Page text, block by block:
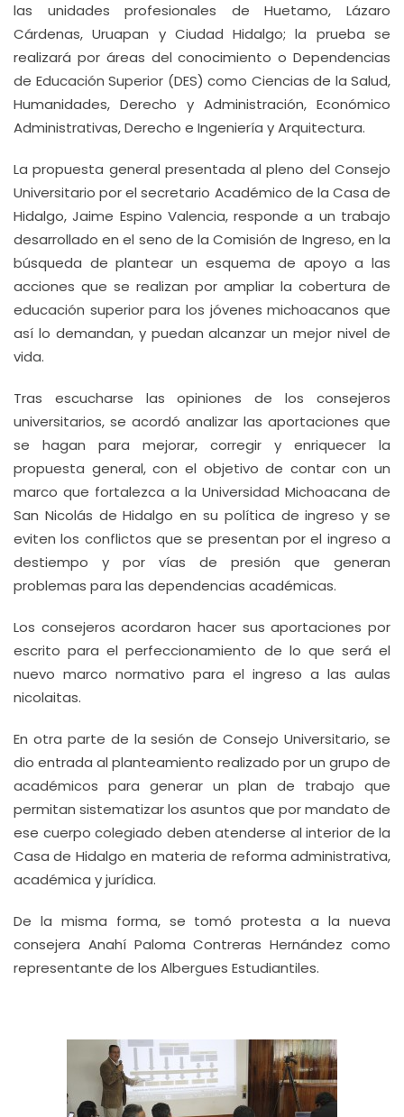
las unidades profesionales de Huetamo, Lázaro
Cárdenas, Uruapan y Ciudad Hidalgo; la prueba se
realizará por áreas del conocimiento o Dependencias
de Educación Superior (DES) como Ciencias de la Salud,
Humanidades, Derecho y Administración, Económico
Administrativas, Derecho e Ingeniería y Arquitectura.
La propuesta general presentada al pleno del Consejo
Universitario por el secretario Académico de la Casa de
Hidalgo, Jaime Espino Valencia, responde a un trabajo
desarrollado en el seno de la Comisión de Ingreso, en la
búsqueda de plantear un esquema de apoyo a las
acciones que se realizan por ampliar la cobertura de
educación superior para los jóvenes michoacanos que
así lo demandan, y puedan alcanzar un mejor nivel de
vida.
Tras escucharse las opiniones de los consejeros
universitarios, se acordó analizar las aportaciones que
se hagan para mejorar, corregir y enriquecer la
propuesta general, con el objetivo de contar con un
marco que fortalezca a la Universidad Michoacana de
San Nicolás de Hidalgo en su política de ingreso y se
eviten los conflictos que se presentan por el ingreso a
destiempo y por vías de presión que generan
problemas para las dependencias académicas.
Los consejeros acordaron hacer sus aportaciones por
escrito para el perfeccionamiento de lo que será el
nuevo marco normativo para el ingreso a las aulas
nicolaitas.
En otra parte de la sesión de Consejo Universitario, se
dio entrada al planteamiento realizado por un grupo de
académicos para generar un plan de trabajo que
permitan sistematizar los asuntos que por mandato de
ese cuerpo colegiado deben atenderse al interior de la
Casa de Hidalgo en materia de reforma administrativa,
académica y jurídica.
De la misma forma, se tomó protesta a la nueva
consejera Anahí Paloma Contreras Hernández como
representante de los Albergues Estudiantiles.